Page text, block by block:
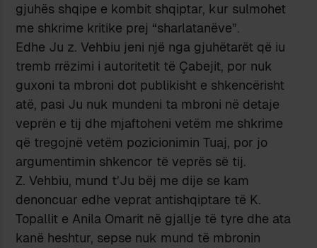
gjuhës shqipe e kombit shqiptar, kur sulmohet
me shkrime kritike prej “sharlatanëve”.
Edhe Ju z. Vehbiu jeni një nga gjuhëtarët që iu
tremb rrëzimi i autoritetit të Çabejit, por nuk
guxoni ta mbroni dot publikisht e shkencërisht
atë, pasi Ju nuk mundeni ta mbroni në detaje
veprën e tij dhe mjaftoheni vetëm me shkrime
që tregojnë vetëm pozicionimin Tuaj, por jo
argumentimin shkencor të veprës së tij.
Z. Vehbiu, mund t’Ju bëj me dije se kam
denoncuar edhe veprat antishqiptare të K.
Topallit e Anila Omarit në gjallje të tyre dhe ata
kanë heshtur, sepse nuk mund të mbronin